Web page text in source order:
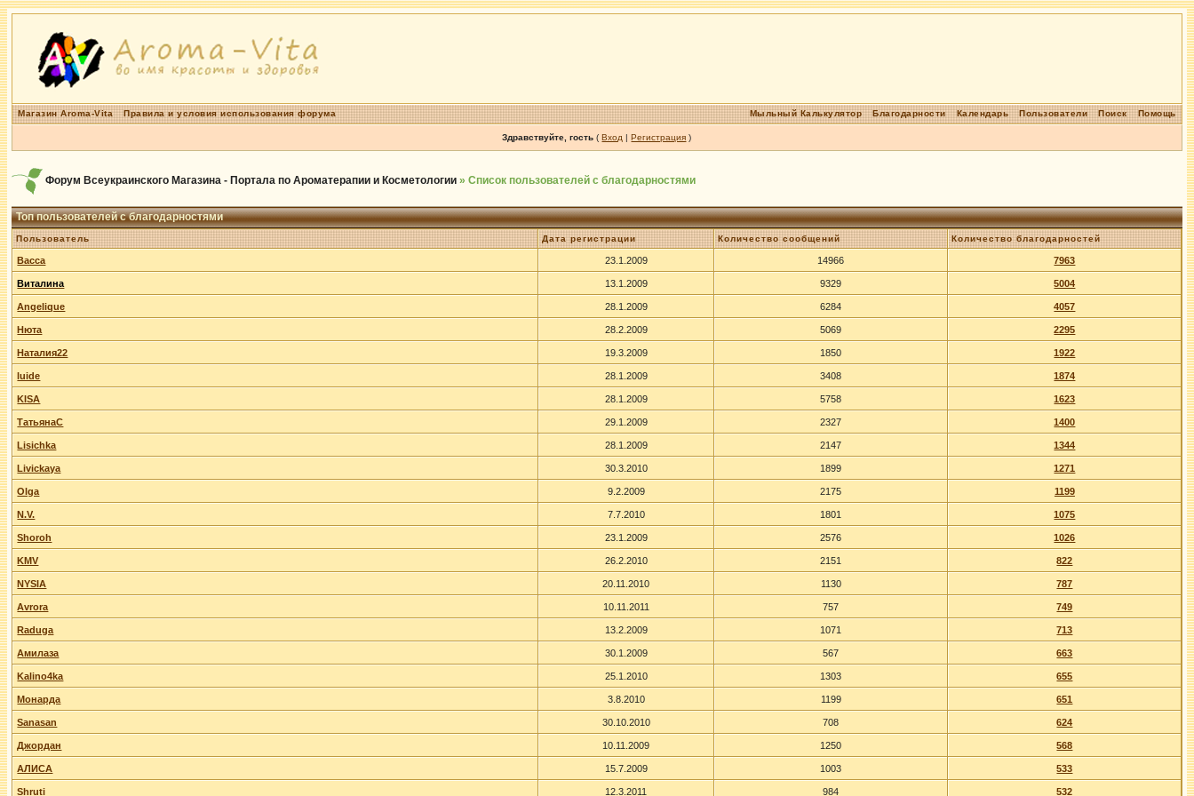
Магазин Aroma-Vita Правила и условия использования форума Помощь
Поиск
Пользователи
Календарь
Благодарности
Мыльный Калькулятор
Здравствуйте, гость (Вход |Регистрация )
Форум Всеукраинского Магазина - Портала по Ароматерапии и Косметологии » Список пользователей с благодарностями
Топ пользователей с благодарностями
Пользователь Дата регистрации Количество сообщений Количество благодарностей
Васса 23.1.2009 14966 7963
Виталина 13.1.2009 9329 5004
Angelique 28.1.2009 6284 4057
Нюта 28.2.2009 5069 2295
Наталия22 19.3.2009 1850 1922
luide 28.1.2009 3408 1874
KISA 28.1.2009 5758 1623
ТатьянаС 29.1.2009 2327 1400
Lisichka 28.1.2009 2147 1344
Livickaya 30.3.2010 1899 1271
Olga 9.2.2009 2175 1199
N.V. 7.7.2010 1801 1075
Shoroh 23.1.2009 2576 1026
KMV 26.2.2010 2151 822
NYSIA 20.11.2010 1130 787
Avrora 10.11.2011 757 749
Raduga 13.2.2009 1071 713
Амилаза 30.1.2009 567 663
Kalino4ka 25.1.2010 1303 655
Монарда 3.8.2010 1199 651
Sanasan 30.10.2010 708 624
Джордан 10.11.2009 1250 568
АЛИСА 15.7.2009 1003 533
Shruti 12.3.2011 984 532